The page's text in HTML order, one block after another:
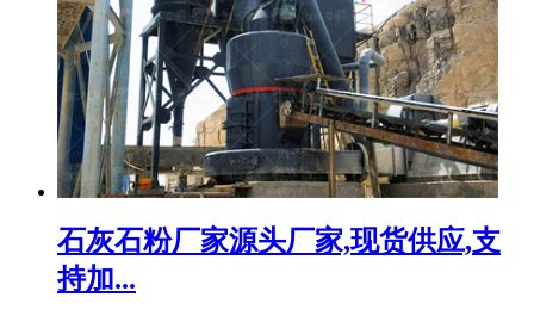
石灰石粉厂家源头厂家,现货供应,支
持加...